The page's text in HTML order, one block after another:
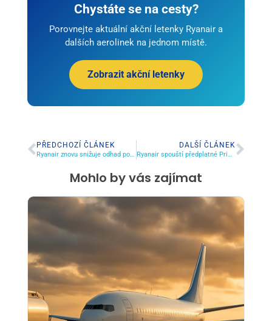
Chystáte se na cesty?
Porovnejte aktuální akční letenky Ryanair a
dalších aerolinek na jednom místě.
Zobrazit akční letenky
Ryanair znovu snižuje odhad počtu cestujících kvůli zpoždění dodávek od Boeingu Ryanair spouští předplatné Prime: Vyplatí se za 79 € ročně?
Mohlo by vás zajímat